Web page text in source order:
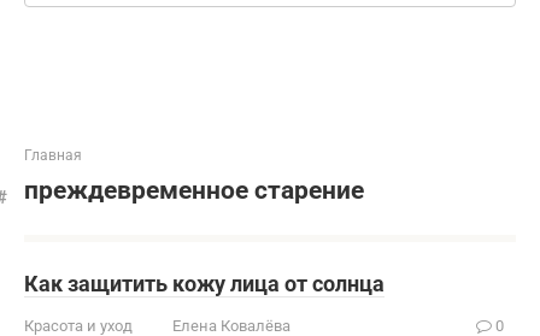
Главная
преждевременное старение
Как защитить кожу лица от солнца
Красота и уход Елена Ковалёва 0